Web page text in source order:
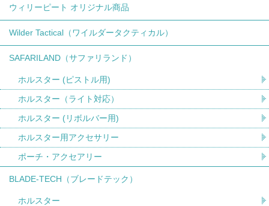
ウィリーピート オリジナル商品
Wilder Tactical（ワイルダータクティカル）
SAFARILAND（サファリランド）
ホルスター (ピストル用)
ホルスター（ライト対応）
ホルスター (リボルバー用)
ホルスター用アクセサリー
ポーチ・アクセアリー
BLADE-TECH（ブレードテック）
ホルスター